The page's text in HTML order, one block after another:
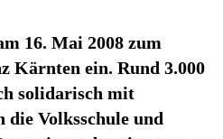
16. Mai 2008 zum
Kärnten ein. Rund 3.000
solidarisch mit
die Volksschule und